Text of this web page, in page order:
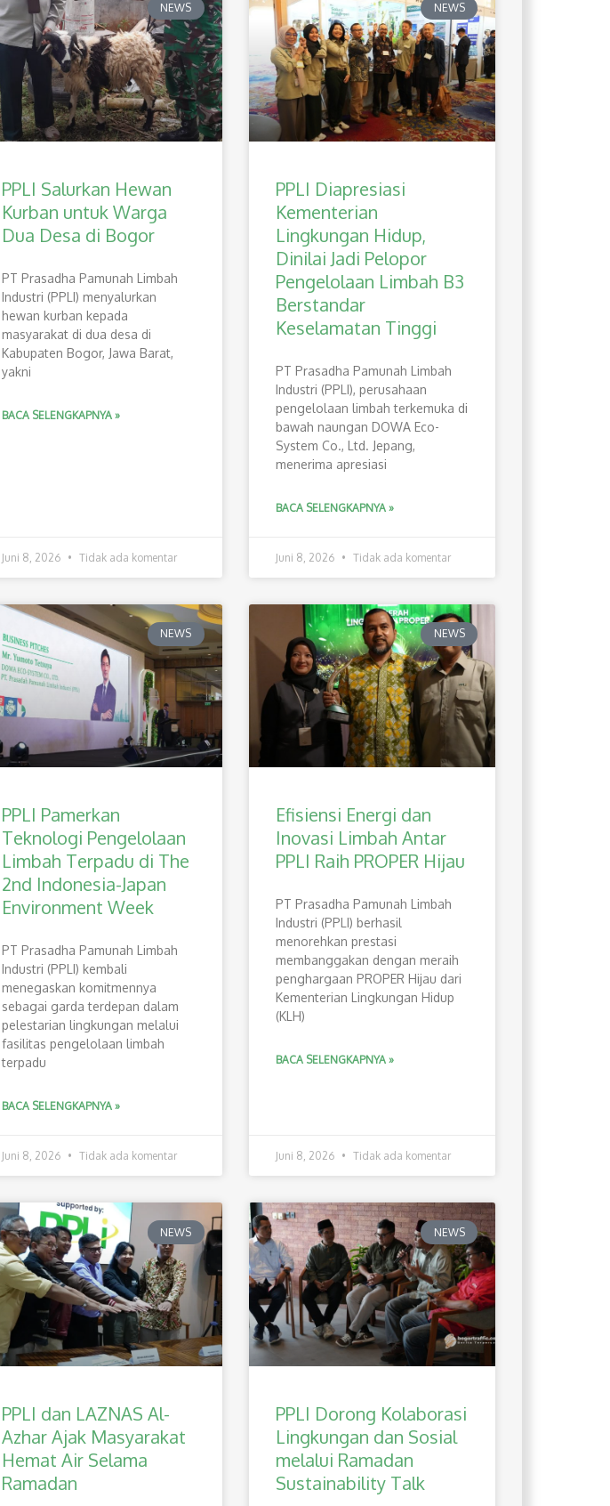
NEWS
PPLI Salurkan Hewan
Kurban untuk Warga
Dua Desa di Bogor
PT Prasadha Pamunah Limbah
Industri (PPLI) menyalurkan
hewan kurban kepada
masyarakat di dua desa di
Kabupaten Bogor, Jawa Barat,
yakni
BACA SELENGKAPNYA »
Juni 8, 2026 Tidak ada komentar
NEWS
PPLI Diapresiasi
Kementerian
Lingkungan Hidup,
Dinilai Jadi Pelopor
Pengelolaan Limbah B3
Berstandar
Keselamatan Tinggi
PT Prasadha Pamunah Limbah
Industri (PPLI), perusahaan
pengelolaan limbah terkemuka di
bawah naungan DOWA Eco-
System Co., Ltd. Jepang,
menerima apresiasi
BACA SELENGKAPNYA »
Juni 8, 2026 Tidak ada komentar
NEWS
PPLI Pamerkan
Teknologi Pengelolaan
Limbah Terpadu di The
2nd Indonesia-Japan
Environment Week
PT Prasadha Pamunah Limbah
Industri (PPLI) kembali
menegaskan komitmennya
sebagai garda terdepan dalam
pelestarian lingkungan melalui
fasilitas pengelolaan limbah
terpadu
BACA SELENGKAPNYA »
Juni 8, 2026 Tidak ada komentar
NEWS
Efisiensi Energi dan
Inovasi Limbah Antar
PPLI Raih PROPER Hijau
PT Prasadha Pamunah Limbah
Industri (PPLI) berhasil
menorehkan prestasi
membanggakan dengan meraih
penghargaan PROPER Hijau dari
Kementerian Lingkungan Hidup
(KLH)
BACA SELENGKAPNYA »
Juni 8, 2026 Tidak ada komentar
NEWS
PPLI dan LAZNAS Al-
Azhar Ajak Masyarakat
Hemat Air Selama
Ramadan
NEWS
PPLI Dorong Kolaborasi
Lingkungan dan Sosial
melalui Ramadan
Sustainability Talk